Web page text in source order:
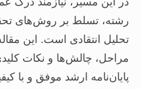
رشته، تسلط بر روش‌های
تحلیل انتقادی است. این
مراحل، چالش‌ها و نکات
پایان‌نامه ارشد موفق و با